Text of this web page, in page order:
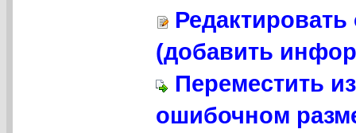
(добавить
Переместить
ошибочном